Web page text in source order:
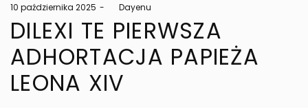
Posted
on
10 października 2025 byDayenu
DILEXI TE PIERWSZA
ADHORTACJA PAPIEŻA
LEONA XIV